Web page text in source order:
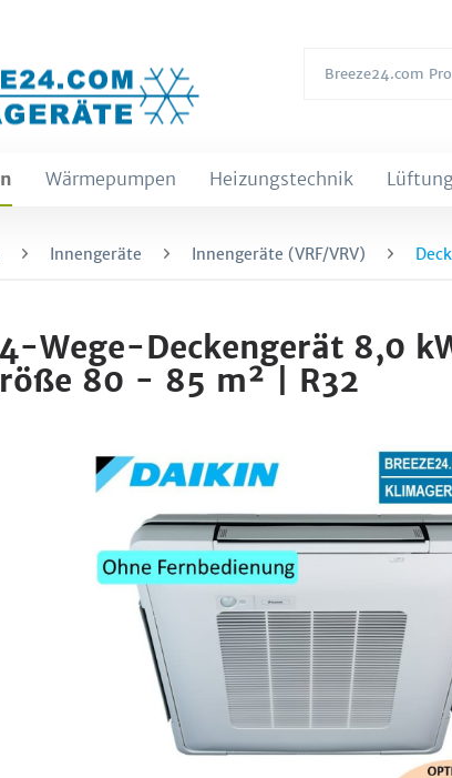
Wärmepumpen Heizungstechnik
Innengeräte Innengeräte (VRF/VRV)
Wege-Deckengerät 8,0
80 - 85 m² | R32